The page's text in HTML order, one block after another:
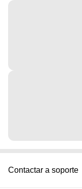
Contactar a soporte